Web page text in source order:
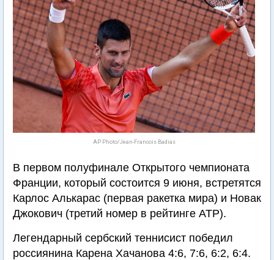
AP Photo/Jean-Francois Badias
В первом полуфинале Открытого чемпионата
Франции, который состоится 9 июня, встретятся
Карлос Алькарас (первая ракетка мира) и Новак
Джокович (третий номер в рейтинге АТР).
Легендарный сербский теннисист победил
россиянина Карена Хачанова 4:6, 7:6, 6:2, 6:4.